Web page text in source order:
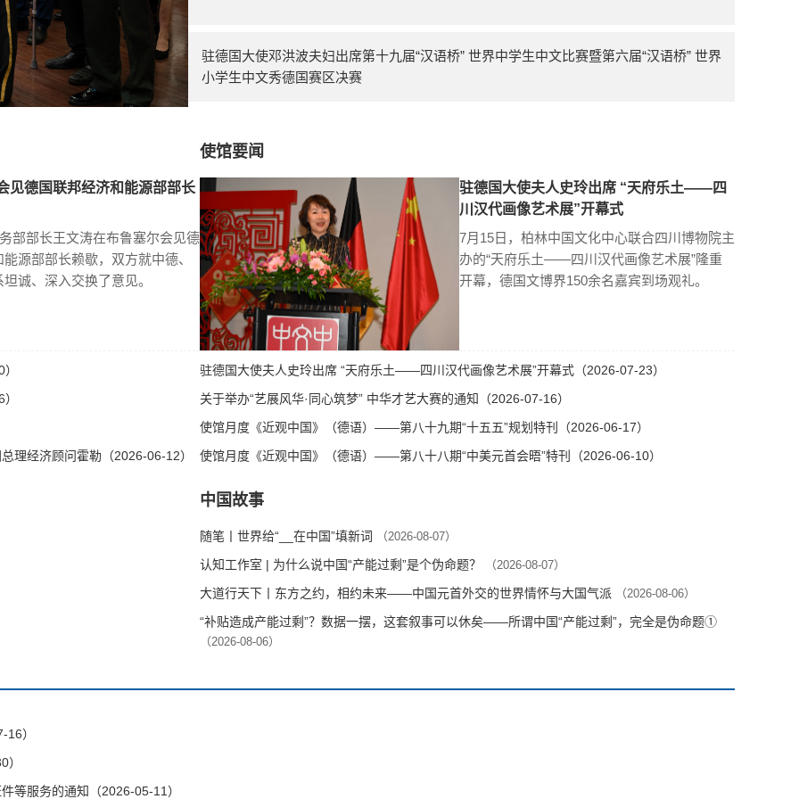
驻德国大使邓洪波夫妇出席第十九届“汉语桥” 世界中学生中文比赛暨第六届“汉语桥” 世界
小学生中文秀德国赛区决赛
见德国联邦经济和能源部部长
部部长王文涛在布鲁塞尔会见德
源部部长赖歇，双方就中德、
诚、深入交换了意见。
理经济顾问霍勒（2026-06-12）
使馆要闻
驻德国大使夫人史玲出席 “天府乐土——四
川汉代画像艺术展”开幕式
7月15日，柏林中国文化中心联合四川博物院主
办的“天府乐土——四川汉代画像艺术展”隆重
开幕，德国文博界150余名嘉宾到场观礼。
驻德国大使夫人史玲出席 “天府乐土——四川汉代画像艺术展”开幕式（2026-07-23）
关于举办“艺展风华·同心筑梦” 中华才艺大赛的通知（2026-07-16）
使馆月度《近观中国》（德语）——第八十九期“十五五”规划特刊（2026-06-17）
使馆月度《近观中国》（德语）——第八十八期“中美元首会晤”特刊（2026-06-10）
中国故事
随笔丨世界给“__在中国”填新词 （2026-08-07）
认知工作室 | 为什么说中国“产能过剩”是个伪命题？ （2026-08-07）
大道行天下丨东方之约，相约未来——中国元首外交的世界情怀与大国气派 （2026-08-06）
“补贴造成产能过剩”？数据一摆，这套叙事可以休矣——所谓中国“产能过剩”，完全是伪命题①
（2026-08-06）
）
等服务的通知（2026-05-11）